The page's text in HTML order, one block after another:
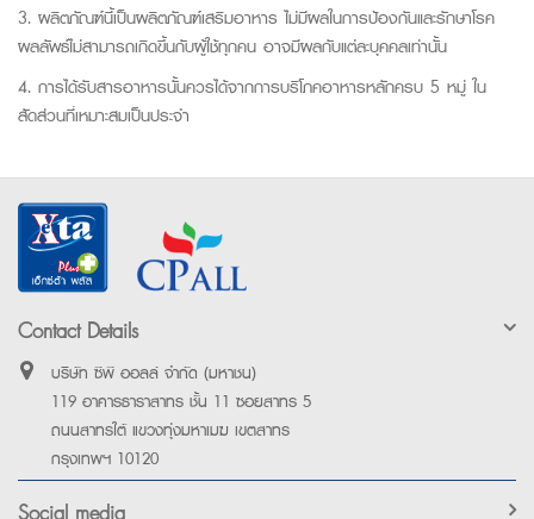
3. ผลิตภัณฑ์นี้เป็นผลิตภัณฑ์เสริมอาหาร ไม่มีผลในการป้องกันและรักษาโรค
ผลลัพธ์ไม่สามารถเกิดขึ้นกับผู้ใช้ทุกคน อาจมีผลกับแต่ละบุคคลเท่านั้น
4. การได้รับสารอาหารนั้นควรได้จากการบริโภคอาหารหลักครบ 5 หมู่ ใน
สัดส่วนที่เหมาะสมเป็นประจำ
Contact Details
บริษัท ซีพี ออลล์ จำกัด (มหาชน)
119 อาคารธาราสาทร ชั้น 11 ซอยสาทร 5
ถนนสาทรใต้ แขวงทุ่งมหาเมฆ เขตสาทร
กรุงเทพฯ 10120